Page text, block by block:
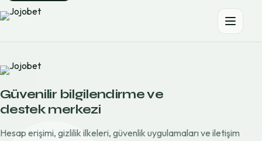
Güvenilir bilgilendirme ve
destek merkezi
Hesap erişimi, gizlilik ilkeleri, güvenlik uygulamaları ve iletişim